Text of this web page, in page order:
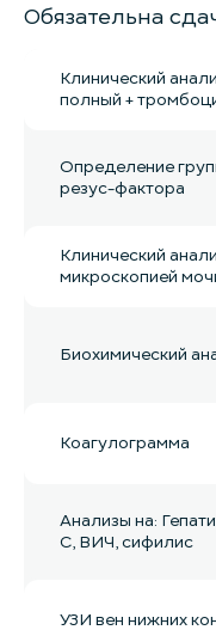
Обязательна
Клинический
полный +
Определение
резус-фактора
Клинический
микроскопией
Биохимический
Коагулограмма
Анализы на:
С, ВИЧ, сифилис
УЗИ вен нижних